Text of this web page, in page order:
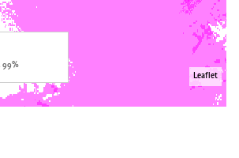
Leaflet
99%